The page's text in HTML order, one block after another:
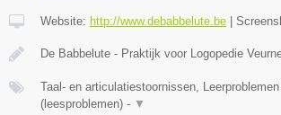
Website: http://www.debabbelute.be
De Babbelute - Praktijk voor Logopedie
Taal- en articulatiestoornissen,
(leesproblemen) - ▼